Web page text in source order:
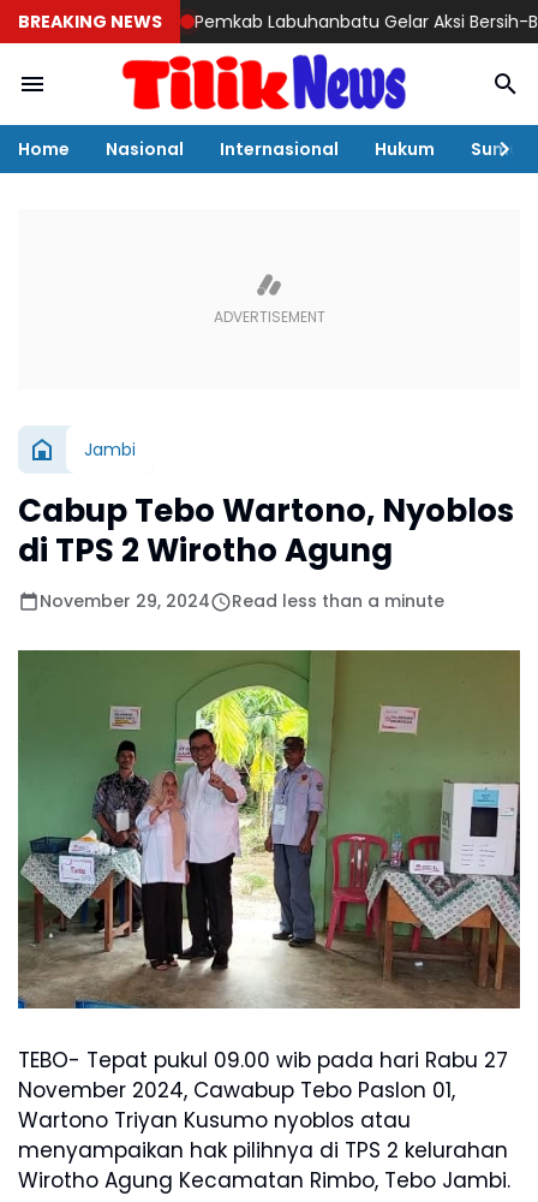
BREAKING NEWSPemkab Labuhanbatu Gelar Aksi Bersih-Bersih
Home Nasional Internasional Hukum Sumut
Jambi
Cabup Tebo Wartono, Nyoblos
di TPS 2 Wirotho Agung
November 29, 2024 Read less than a minute
TEBO- Tepat pukul 09.00 wib pada hari Rabu 27
November 2024, Cawabup Tebo Paslon 01,
Wartono Triyan Kusumo nyoblos atau
menyampaikan hak pilihnya di TPS 2 kelurahan
Wirotho Agung Kecamatan Rimbo, Tebo Jambi.